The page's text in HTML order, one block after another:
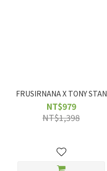
FRUSIRNANA X TONY STAN
NT$979
NT$1,398